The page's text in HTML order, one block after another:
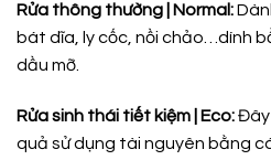
Rửa thông thường | Normal:
bát dĩa, ly cốc, nồi chảo…dính
dầu mỡ.
Rửa sinh thái tiết kiệm | Eco:Đây
quả sử dụng tài nguyên bằng